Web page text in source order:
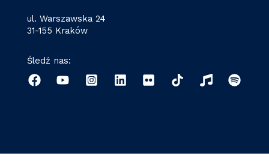
ul. Warszawska 24
31-155 Kraków
Śledź nas: